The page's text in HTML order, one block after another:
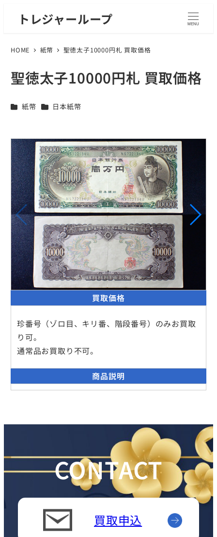
トレジャーループ MENU
HOME 紙幣 聖徳太子10000円札 買取価格
聖徳太子10000円札 買取価格
カテゴリー
紙幣 カテゴリー
日本紙幣
買取価格
珍番号（ゾロ目、キリ番、階段番号）のみお買取
り可。
通常品お買取り不可。
商品説明
CONTACT
買取申込